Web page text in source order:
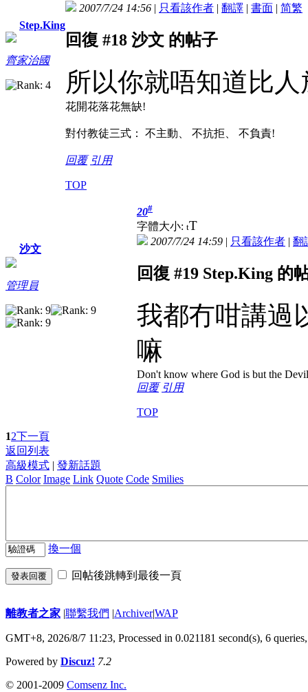
Step.King
齊家治國
2007/7/24 14:56 | 只看該作者 | 翻譯 | 書面 | 简繁
回復 #18 沙文 的帖子
所以你就唔知道比
花開花落花無缺!
對付教徒三式： 不主動、 不抗拒、 不負責!
回覆 引用
TOP
沙文
管理員
20#
字體大小: tT
2007/7/24 14:59 | 只看該作者 | 翻
回復 #19 Step.King 的
我都冇咁講過
嘛
Don't know where God is but the
回覆 引用
TOP
12下一頁
返回列表
高級模式 | 發新話題
B Color Image Link Quote Code Smilies
換一個
發表回覆 回帖後跳轉到最後一頁
離教者之家 |聯繫我們 |Archiver|WAP
GMT+8, 2026/8/7 11:23, Processed in 0.021181 second(s), 6
Powered by Discuz! 7.2
© 2001-2009 Comsenz Inc.